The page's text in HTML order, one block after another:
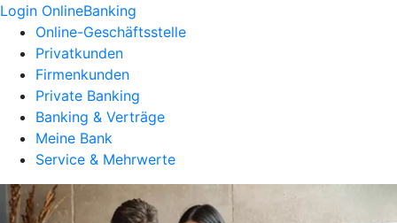
Login OnlineBanking
Online-Geschäftsstelle
Privatkunden
Firmenkunden
Private Banking
Banking & Verträge
Meine Bank
Service & Mehrwerte